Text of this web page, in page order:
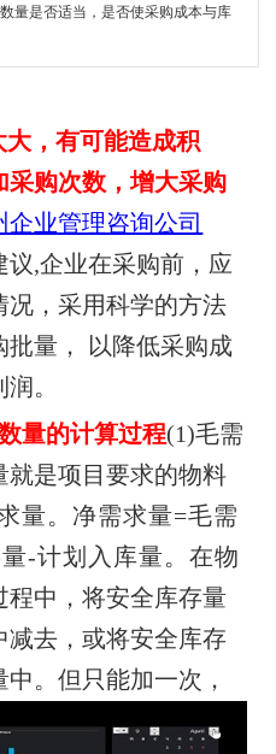
降本增
联系我
量是否适当，是否使采购成本与库
大，有可能造成积
采购次数，增大采购
企业管理咨询公司
议,企业在采购前，应
况，采用科学的方法
量，
以降低采购成
。
量的计算过程(1)毛需
就是项目要求的物料
量。净需求量=毛需
-计划入库量。在物
程中，将安全库存量
减去，或将安全库存
中。但只能加一次，